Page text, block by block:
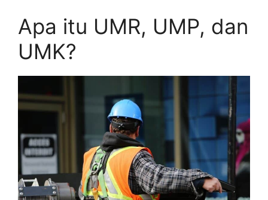
Apa itu UMR, UMP, dan
UMK?